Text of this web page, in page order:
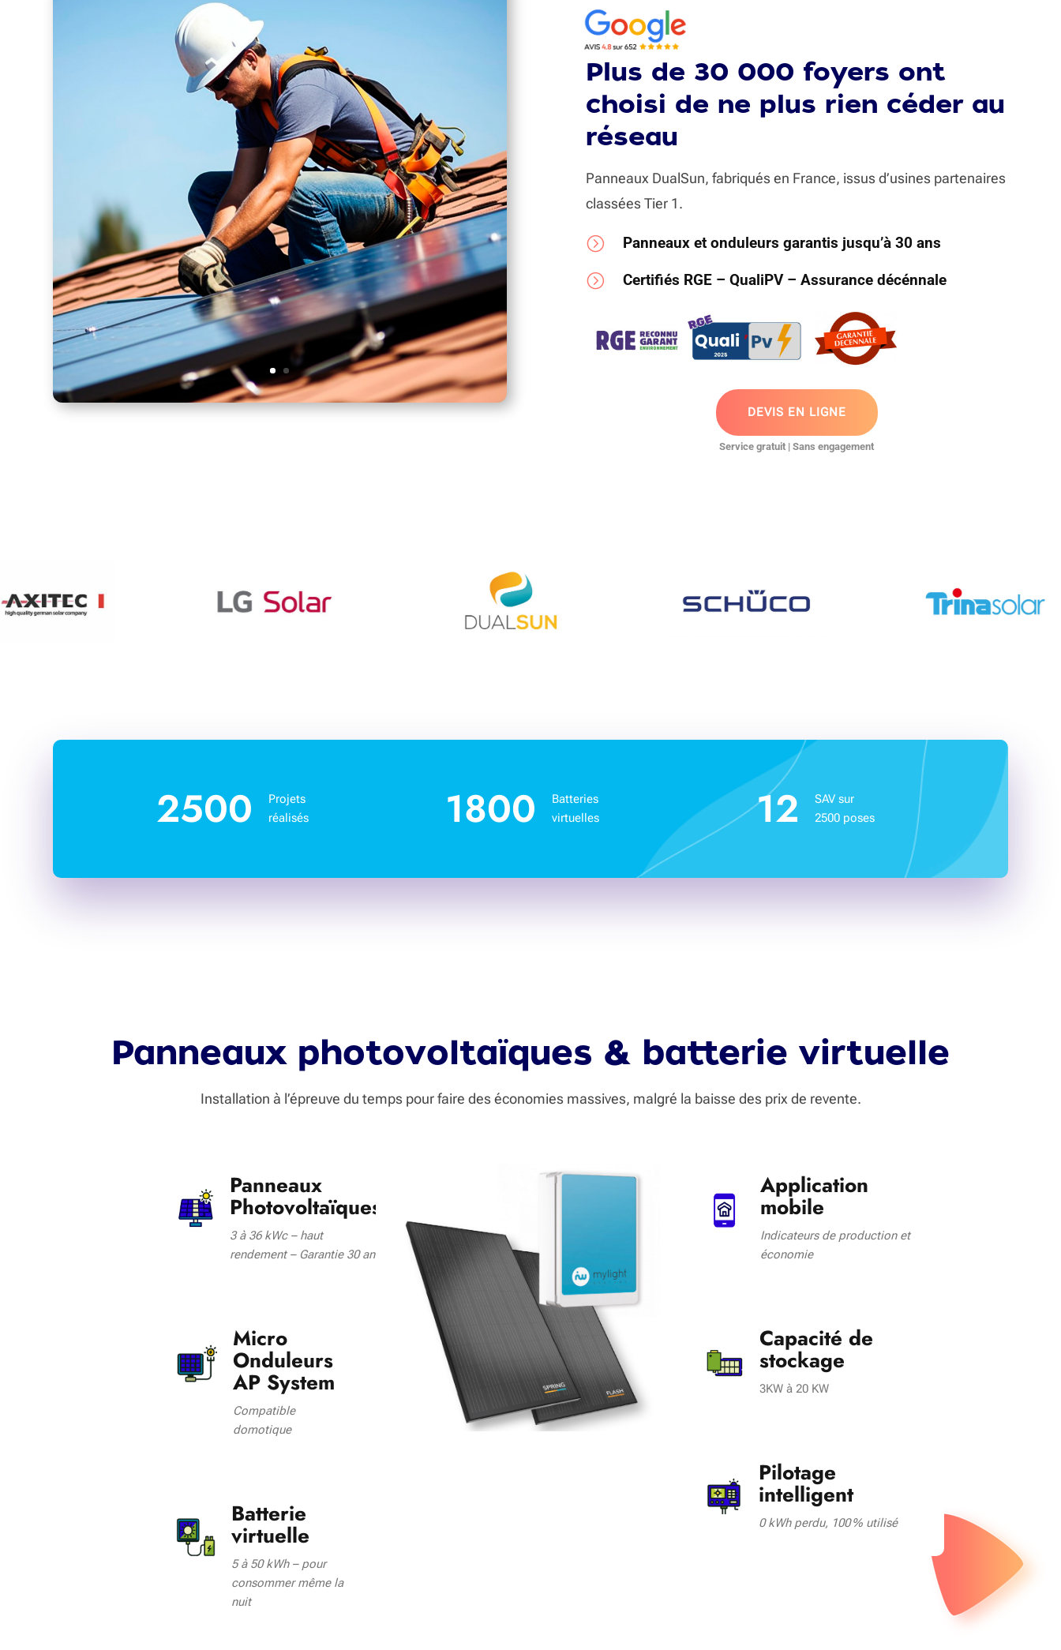
Plus de 30 000 foyers ont
choisi de ne plus rien céder au
réseau
Panneaux DualSun, fabriqués en France, issus d’usines partenaires
classées Tier 1.
= Panneaux et onduleurs garantis jusqu’à 30 ans
= Certifiés RGE – QualiPV – Assurance décénnale
DEVIS EN LIGNE
Service gratuit | Sans engagement
2500
Projets
réalisés
1800
Batteries
virtuelles
12
SAV sur
2500 poses
Panneaux photovoltaïques & batterie virtuelle
Installation à l’épreuve du temps pour faire des économies massives, malgré la baisse des prix de revente.
Panneaux
Photovoltaïques
3 à 36 kWc – haut
rendement – Garantie 30 ans
Micro
Onduleurs
AP System
Compatible
domotique
Batterie
virtuelle
5 à 50 kWh – pour
consommer même la
nuit
Application
mobile
Indicateurs de production et
économie
Capacité de
stockage
3KW à 20 KW
Pilotage
intelligent
0 kWh perdu, 100 % utilisé